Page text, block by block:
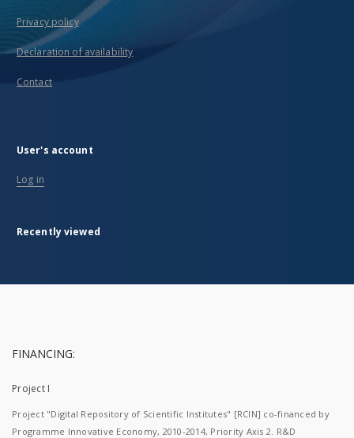
Privacy policy
Declaration of availability
Contact
User's account
Log in
Recently viewed
FINANCING:
Project I
Project "Digital Repository of Scientific Institutes" [RCIN] co-financed by
Programme Innovative Economy, 2010-2014, Priority Axis 2. R&D